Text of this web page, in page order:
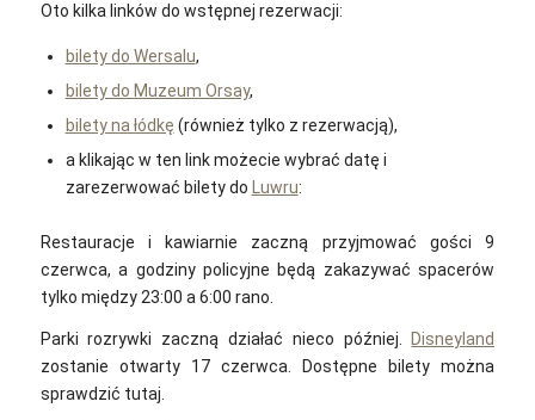
Oto kilka linków do wstępnej rezerwacji:
bilety do Wersalu,
bilety do Muzeum Orsay,
bilety na łódkę (również tylko z rezerwacją),
a klikając w ten link możecie wybrać datę i
zarezerwować bilety do Luwru:
Restauracje i kawiarnie zaczną przyjmować gości 9
czerwca, a godziny policyjne będą zakazywać spacerów
tylko między 23:00 a 6:00 rano.
Parki rozrywki zaczną działać nieco później.
Disneyland
zostanie otwarty 17 czerwca. Dostępne bilety można
sprawdzić tutaj.